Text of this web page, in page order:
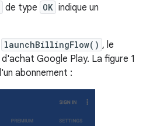
de type OK indique un
launchBillingFlow() , le
Google Play. La figure 1
abonnement :